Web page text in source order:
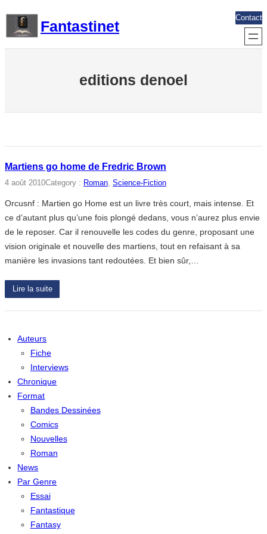
contenu
Fantastinet
Contact
editions denoel
Martiens go home de Fredric Brown
4 août 2010Category : Roman, Science-Fiction
Orcusnf : Martien go Home est un livre très court, mais intense. Et
ce d’autant plus qu’une fois plongé dedans, vous n’aurez plus envie
de le reposer. Car il renouvelle les codes du genre, proposant une
vision originale et nouvelle des martiens, tout en refaisant à sa
manière les invasions tant redoutées. Et bien sûr,…
Lire la suite
Auteurs
Fiche
Interviews
Chronique
Format
Bandes Dessinées
Comics
Nouvelles
Roman
News
Par Genre
Essai
Fantastique
Fantasy